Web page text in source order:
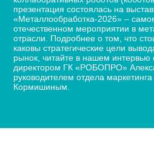
презентация состоялась на
«Металлообработка-2026» –
отечественном мероприятии в
отрасли. Подробнее о том, что
каковы стратегические цели
рынок, читайте в нашем интервью
директором ГК «РОБОПРО»
руководителем отдела
Кормишиным.